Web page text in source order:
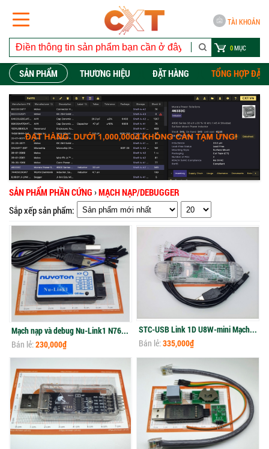
TÀI KHOẢN
0MỤC
SẢN PHẨM THƯƠNG HIỆU ĐẶT HÀNG TỔNG HỢP ĐẶT
SẢN PHẨM PHẦN CỨNG ›MẠCH NẠP/DEBUGGER
Sắp xếp sản phẩm:
Mạch nạp và debug Nu-Link1 N76E003
Bán lẻ:230,000₫
STC-USB Link 1D U8W-mini Mạch nạp
Bán lẻ:335,000₫